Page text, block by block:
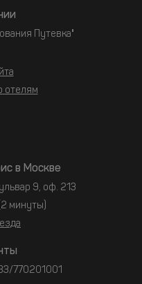
Путевка"
отелям
770201001
в Москве
9, оф. 213
минуты)